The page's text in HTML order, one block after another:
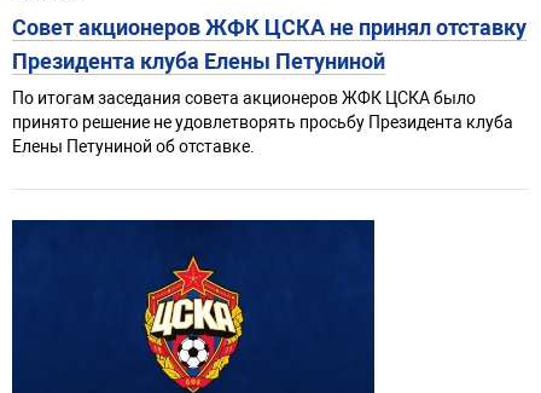
Совет акционеров ЖФК ЦСКА не принял отставку
Президента клуба Елены Петуниной
По итогам заседания совета акционеров ЖФК ЦСКА было
принято решение не удовлетворять просьбу Президента клуба
Елены Петуниной об отставке.